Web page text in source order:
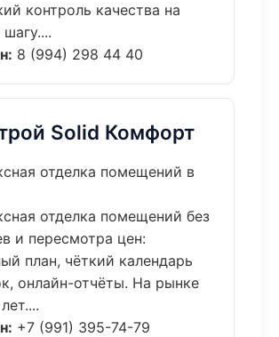
контроль качества на
8 (994) 298 44 40
Solid Комфорт
отделка помещений в
отделка помещений без
и пересмотра цен:
план, чёткий календарь
онлайн-отчёты. На рынке
+7 (991) 395-74-79